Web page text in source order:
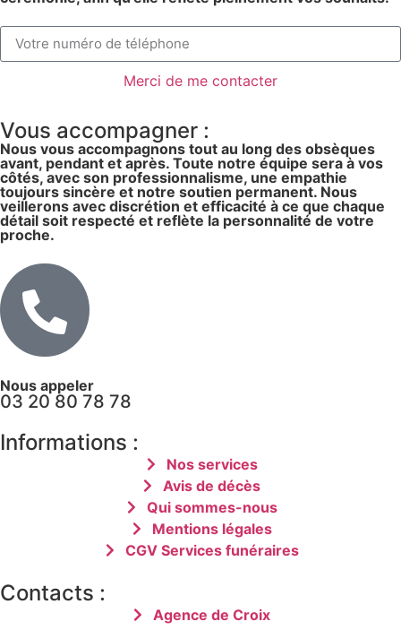
Merci de me contacter
Vous accompagner :
Nous vous accompagnons tout au long des obsèques
avant, pendant et après. Toute notre équipe sera à vos
côtés, avec son professionnalisme, une empathie
toujours sincère et notre soutien permanent. Nous
veillerons avec discrétion et efficacité à ce que chaque
détail soit respecté et reflète la personnalité de votre
proche.
Nous appeler
03 20 80 78 78
Informations :
Nos services
Avis de décès
Qui sommes-nous
Mentions légales
CGV Services funéraires
Contacts :
Agence de Croix